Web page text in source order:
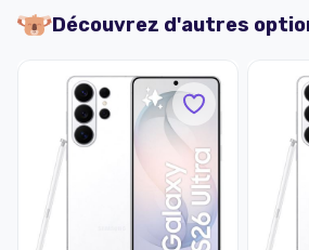
Découvrez d'autres